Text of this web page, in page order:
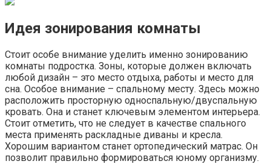
Идея зонирования комнаты
Стоит особе внимание уделить именно зонированию
комнаты подростка. Зоны, которые должен включать
любой дизайн – это место отдыха, работы и место для
сна. Особое внимание – спальному месту. Здесь можно
расположить просторную односпальную/двуспальную
кровать. Она и станет ключевым элементом интерьера.
Стоит отметить, что не следует в качестве спального
места применять раскладные диваны и кресла.
Хорошим вариантом станет ортопедический матрас. Он
позволит правильно формироваться юному организму.